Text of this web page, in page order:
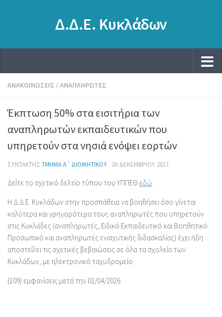
Δ.Δ.Ε. Κυκλάδων
ΑΝΑΚΟΙΝΏΣΕΙΣ /ΑΝΑΠΛΗΡΩΤΈΣ
Έκπτωση 50% στα εισιτήρια των
αναπληρωτών εκπαιδευτικών που
υπηρετούν στα νησιά ενόψει εορτών
ΣΥΝΤΆΚΤΗΣ ΤΜΉΜΑ Α΄ ΔΙΟΙΚΗΤΙΚΟΎ · 20 ΔΕΚΕΜΒΡΊΟΥ 2017
Δείτε το σχετικό δελτίο τύπου του ΥΠΠΕΘ εδώ.
Η Δ.Δ.Ε. Κυκλάδων στην προσπάθεια να βοηθήσει όσο γίνεται
καλύτερα και γρηγορότερα τους αναπληρωτές που υπηρετούν
στις Κυκλάδες (αναπληρωτές, Ειδικό Εκπαιδευτικό και Βοηθητικό
Προσωπικό και αναπληρωτές ενισχυτικής διδασκαλίας) έχει ήδη
αποστείλει τις σχετικές βεβαιώσεις σε όλα τα σχολεία των
Κυκλάδων, με ηλεκτρονικό ταχυδρομείο.
(109) εμφανίσεις μετά την 01/04/2026